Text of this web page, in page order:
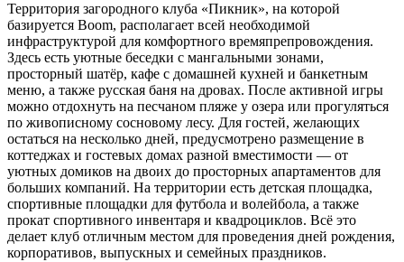
Территория загородного клуба «Пикник», на которой
базируется Boom, располагает всей необходимой
инфраструктурой для комфортного времяпрепровождения.
Здесь есть уютные беседки с мангальными зонами,
просторный шатёр, кафе с домашней кухней и банкетным
меню, а также русская баня на дровах. После активной игры
можно отдохнуть на песчаном пляже у озера или прогуляться
по живописному сосновому лесу. Для гостей, желающих
остаться на несколько дней, предусмотрено размещение в
коттеджах и гостевых домах разной вместимости — от
уютных домиков на двоих до просторных апартаментов для
больших компаний. На территории есть детская площадка,
спортивные площадки для футбола и волейбола, а также
прокат спортивного инвентаря и квадроциклов. Всё это
делает клуб отличным местом для проведения дней рождения,
корпоративов, выпускных и семейных праздников.